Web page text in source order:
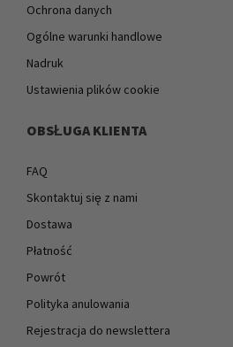
Ochrona danych
Ogólne warunki handlowe
Nadruk
Ustawienia plików cookie
OBSŁUGA KLIENTA
FAQ
Skontaktuj się z nami
Dostawa
Płatność
Powrót
Polityka anulowania
Rejestracja do newslettera